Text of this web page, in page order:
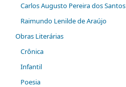
Carlos Augusto Pereira dos Santos
Raimundo Lenilde de Araújo
Obras Literárias
Crônica
Infantil
Poesia